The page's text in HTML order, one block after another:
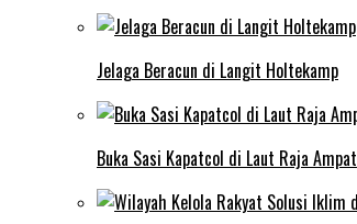
Jelaga Beracun di Langit Holtekamp
Buka Sasi Kapatcol di Laut Raja Ampat